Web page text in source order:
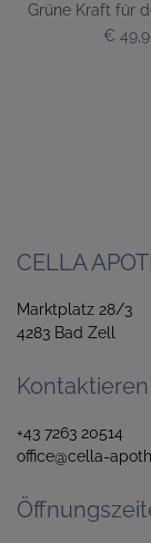
Grüne Kraft für
€
CELLA
Marktplatz 28/3
4283 Bad Zell
+43 7263 20514
office@cella-